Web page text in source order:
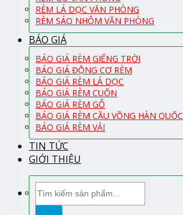
RÈM LÁ DỌC VĂN PHÒNG
RÈM SÁO NHÔM VĂN PHÒNG
BÁO GIÁ
BÁO GIÁ RÈM GIẾNG TRỜI
BÁO GIÁ ĐỘNG CƠ RÈM
BÁO GIÁ RÈM LÁ DỌC
BÁO GIÁ RÈM CUỐN
BÁO GIÁ RÈM GỖ
BÁO GIÁ RÈM CẦU VỒNG HÀN QUỐC
BÁO GIÁ RÈM VẢI
TIN TỨC
GIỚI THIỆU
kiếm: